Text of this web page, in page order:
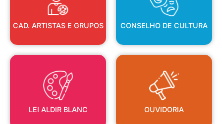
CAD. ARTISTAS E GRUPOS CONSELHO DE CULTURA
LEI ALDIR BLANC
LEI ALDIR BLANC
OUVIDORIA
OUVIDORIA